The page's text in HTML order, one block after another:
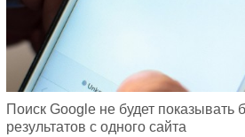
Поиск Google не будет показывать
результатов с одного сайта